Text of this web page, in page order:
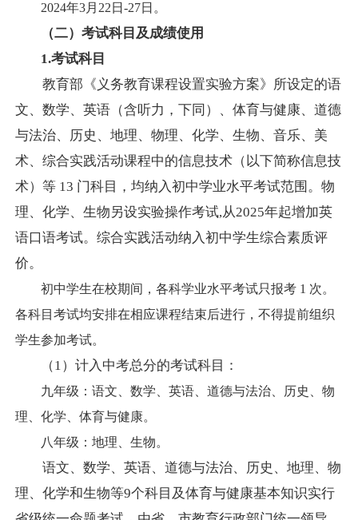
2024年3月22日-27日。
（二） 考试科目及成绩使用
1.考试科目
教育部《义务教育课程设置实验方案》所设定的语
文、数学、英语（含听力，下同）、体育与健康、道德
与法治、历史、地理、物理、化学、生物、音乐、美
术、综合实践活动课程中的信息技术（以下简称信息技
术）等 13 门科目， 均纳入初中学业水平考试范围。物
理、化学、生物另设实验操作考试,从2025年起增加英
语口语考试。 综合实践活动纳入初中学生综合素质评
价。
初中学生在校期间，各科学业水平考试只报考 1 次。
各科目考试均安排在相应课程结束后进行，不得提前组织
学生参加考试。
（1）计入中考总分的考试科目：
九年级：语文、数学、英语、道德与法治、历史、物
理、化学、体育与健康。
八年级：地理、生物。
语文、数学、英语、道德与法治、历史、地理、物
理、化学和生物等9个科目及体育与健康基本知识实行